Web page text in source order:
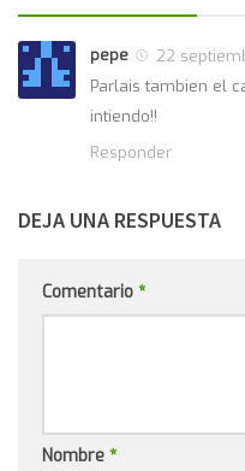
pepe
22
Parlais tambien el
intiendo!!
Responder
DEJA UNA RESPUESTA
Comentario *
Nombre *